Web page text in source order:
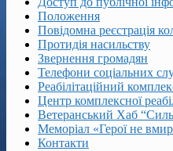
Положення
Повідомна реєстрація
Протидія насильству
Звернення громадян
Телефони соціальних
Реабілітаційний
Центр комплексної
Ветеранський Хаб
Меморіал «Герої не
Контакти